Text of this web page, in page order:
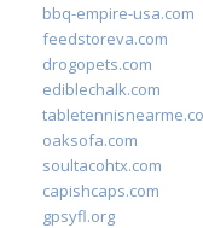
bbq-empire-usa.com
feedstoreva.com
drogopets.com
ediblechalk.com
oaksofa.com
soultacohtx.com
capishcaps.com
gpsyfl.org